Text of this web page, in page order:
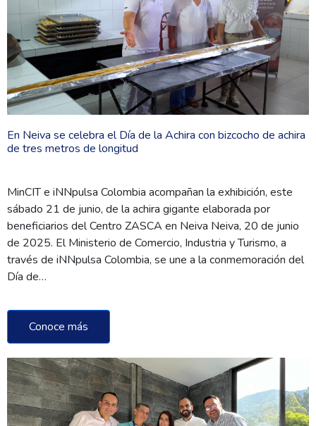
En Neiva se celebra el Día de la Achira con bizcocho de achira
de tres metros de longitud
MinCIT e iNNpulsa Colombia acompañan la exhibición, este
sábado 21 de junio, de la achira gigante elaborada por
beneficiarios del Centro ZASCA en Neiva Neiva, 20 de junio
de 2025. El Ministerio de Comercio, Industria y Turismo, a
través de iNNpulsa Colombia, se une a la conmemoración del
Día de…
Conoce más